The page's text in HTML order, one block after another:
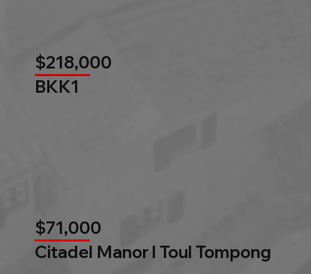
$218,000
BKK1
$71,000
Citadel Manor l Toul Tompong